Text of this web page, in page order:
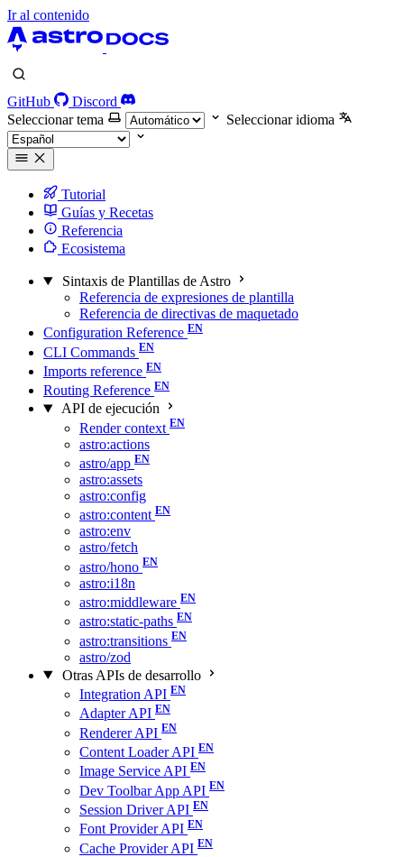
Ir al contenido
GitHub
Discord
Seleccionar tema
Seleccionar idioma
Tutorial
Guías y Recetas
Referencia
Ecosistema
Sintaxis de Plantillas de Astro
Referencia de expresiones de plantilla
Referencia de directivas de maquetado
Configuration Reference
CLI Commands
Imports reference
Routing Reference
API de ejecución
Render context
astro:actions
astro/app
astro:assets
astro:config
astro:content
astro:env
astro/fetch
astro/hono
astro:i18n
astro:middleware
astro:static-paths
astro:transitions
astro/zod
Otras APIs de desarrollo
Integration API
Adapter API
Renderer API
Content Loader API
Image Service API
Dev Toolbar App API
Session Driver API
Font Provider API
Cache Provider API